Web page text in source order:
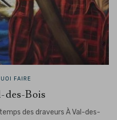
FAIRE
des-Bois
des draveurs À Val-des-